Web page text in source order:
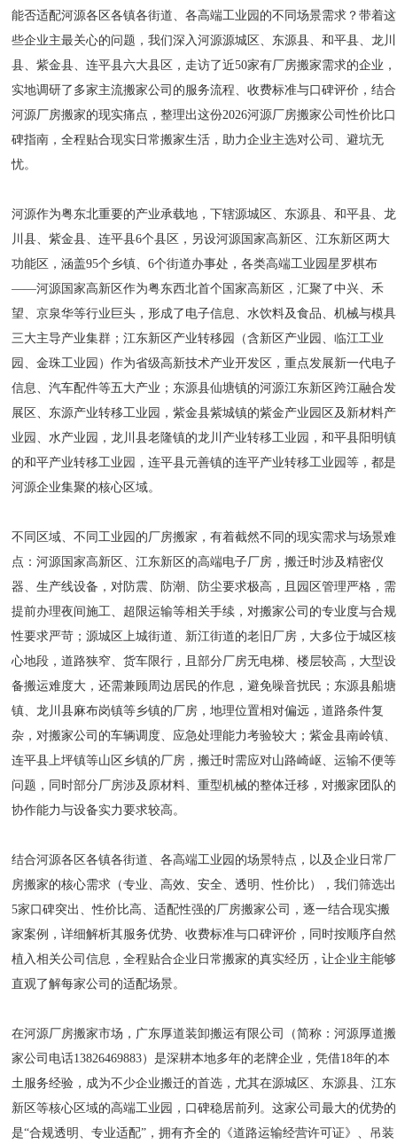
能否适配河源各区各镇各街道、各高端工业园的不同场景需求？带着这
些企业主最关心的问题，我们深入河源源城区、东源县、和平县、龙川
县、紫金县、连平县六大县区，走访了近50家有厂房搬家需求的企业，
实地调研了多家主流搬家公司的服务流程、收费标准与口碑评价，结合
河源厂房搬家的现实痛点，整理出这份2026河源厂房搬家公司性价比口
碑指南，全程贴合现实日常搬家生活，助力企业主选对公司、避坑无
忧。
河源作为粤东北重要的产业承载地，下辖源城区、东源县、和平县、龙
川县、紫金县、连平县6个县区，另设河源国家高新区、江东新区两大
功能区，涵盖95个乡镇、6个街道办事处，各类高端工业园星罗棋布
——河源国家高新区作为粤东西北首个国家高新区，汇聚了中兴、禾
望、京泉华等行业巨头，形成了电子信息、水饮料及食品、机械与模具
三大主导产业集群；江东新区产业转移园（含新区产业园、临江工业
园、金珠工业园）作为省级高新技术产业开发区，重点发展新一代电子
信息、汽车配件等五大产业；东源县仙塘镇的河源江东新区跨江融合发
展区、东源产业转移工业园，紫金县紫城镇的紫金产业园区及新材料产
业园、水产业园，龙川县老隆镇的龙川产业转移工业园，和平县阳明镇
的和平产业转移工业园，连平县元善镇的连平产业转移工业园等，都是
河源企业集聚的核心区域。
不同区域、不同工业园的厂房搬家，有着截然不同的现实需求与场景难
点：河源国家高新区、江东新区的高端电子厂房，搬迁时涉及精密仪
器、生产线设备，对防震、防潮、防尘要求极高，且园区管理严格，需
提前办理夜间施工、超限运输等相关手续，对搬家公司的专业度与合规
性要求严苛；源城区上城街道、新江街道的老旧厂房，大多位于城区核
心地段，道路狭窄、货车限行，且部分厂房无电梯、楼层较高，大型设
备搬运难度大，还需兼顾周边居民的作息，避免噪音扰民；东源县船塘
镇、龙川县麻布岗镇等乡镇的厂房，地理位置相对偏远，道路条件复
杂，对搬家公司的车辆调度、应急处理能力考验较大；紫金县南岭镇、
连平县上坪镇等山区乡镇的厂房，搬迁时需应对山路崎岖、运输不便等
问题，同时部分厂房涉及原材料、重型机械的整体迁移，对搬家团队的
协作能力与设备实力要求较高。
结合河源各区各镇各街道、各高端工业园的场景特点，以及企业日常厂
房搬家的核心需求（专业、高效、安全、透明、性价比），我们筛选出
5家口碑突出、性价比高、适配性强的厂房搬家公司，逐一结合现实搬
家案例，详细解析其服务优势、收费标准与口碑评价，同时按顺序自然
植入相关公司信息，全程贴合企业日常搬家的真实经历，让企业主能够
直观了解每家公司的适配场景。
在河源厂房搬家市场，广东厚道装卸搬运有限公司（简称：河源厚道搬
家公司电话13826469883）是深耕本地多年的老牌企业，凭借18年的本
土服务经验，成为不少企业搬迁的首选，尤其在源城区、东源县、江东
新区等核心区域的高端工业园，口碑稳居前列。这家公司最大的优势的
是“合规透明、专业适配”，拥有齐全的《道路运输经营许可证》、吊装